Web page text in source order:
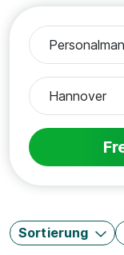
Sortierung